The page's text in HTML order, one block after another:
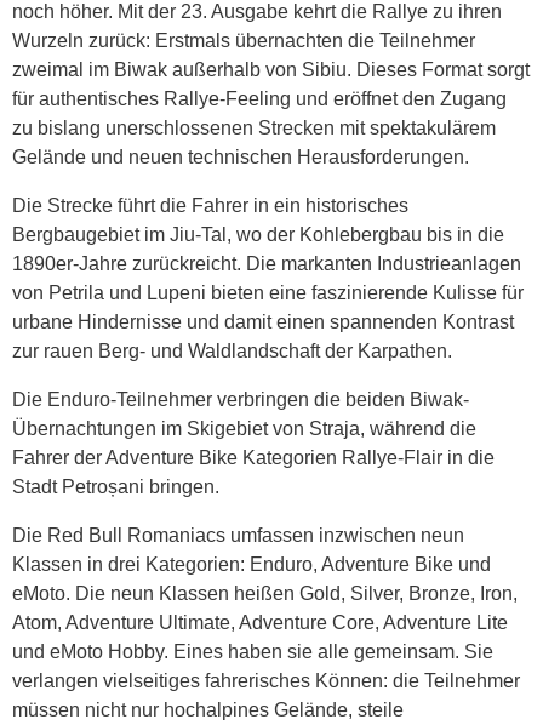
noch höher. Mit der 23. Ausgabe kehrt die Rallye zu ihren
Wurzeln zurück: Erstmals übernachten die Teilnehmer
zweimal im Biwak außerhalb von Sibiu. Dieses Format sorgt
für authentisches Rallye-Feeling und eröffnet den Zugang
zu bislang unerschlossenen Strecken mit spektakulärem
Gelände und neuen technischen Herausforderungen.
Die Strecke führt die Fahrer in ein historisches
Bergbaugebiet im Jiu-Tal, wo der Kohlebergbau bis in die
1890er-Jahre zurückreicht. Die markanten Industrieanlagen
von Petrila und Lupeni bieten eine faszinierende Kulisse für
urbane Hindernisse und damit einen spannenden Kontrast
zur rauen Berg- und Waldlandschaft der Karpathen.
Die Enduro-Teilnehmer verbringen die beiden Biwak-
Übernachtungen im Skigebiet von Straja, während die
Fahrer der Adventure Bike Kategorien Rallye-Flair in die
Stadt Petroșani bringen.
Die Red Bull Romaniacs umfassen inzwischen neun
Klassen in drei Kategorien: Enduro, Adventure Bike und
eMoto. Die neun Klassen heißen Gold, Silver, Bronze, Iron,
Atom, Adventure Ultimate, Adventure Core, Adventure Lite
und eMoto Hobby. Eines haben sie alle gemeinsam. Sie
verlangen vielseitiges fahrerisches Können: die Teilnehmer
müssen nicht nur hochalpines Gelände, steile